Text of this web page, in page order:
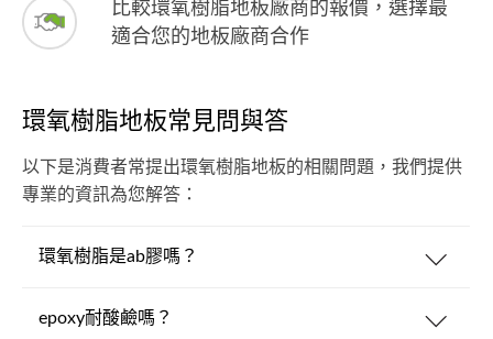
比較環氧樹脂地板廠商的報價，選擇最
適合您的地板廠商合作
環氧樹脂地板常見問與答
以下是消費者常提出環氧樹脂地板的相關問題，我們提供
專業的資訊為您解答：
環氧樹脂是ab膠嗎？
epoxy耐酸鹼嗎？